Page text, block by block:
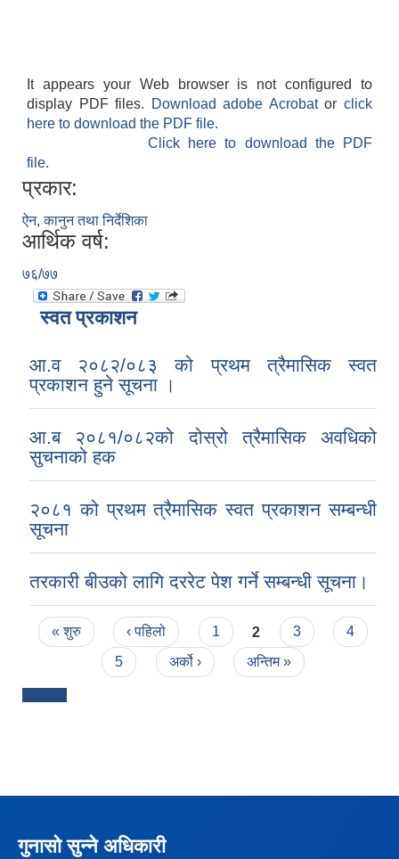
It appears your Web browser is not configured to
display PDF files.
Download adobe Acrobatorclick
here to download the PDF file.
Click here to download the PDF
file.
प्रकार:
ऐन, कानुन तथा निर्देशिका
आर्थिक वर्ष:
७६/७७
स्वत प्रकाशन
आ.व २०८२/०८३ को प्रथम त्रैमासिक स्वत
प्रकाशन हुने सूचना ।
आ.ब २०८१/०८२को दोस्रो त्रैमासिक अवधिको
सुचनाको हक
२०८१ को प्रथम त्रैमासिक स्वत प्रकाशन सम्बन्धी
सूचना
तरकारी बीउको लागि दररेट पेश गर्ने सम्बन्धी सूचना।
Pages
« शुरु ‹ पहिलो 1 2 3
4
5
अर्को › अन्तिम »
गुनासो सुन्ने अधिकारी